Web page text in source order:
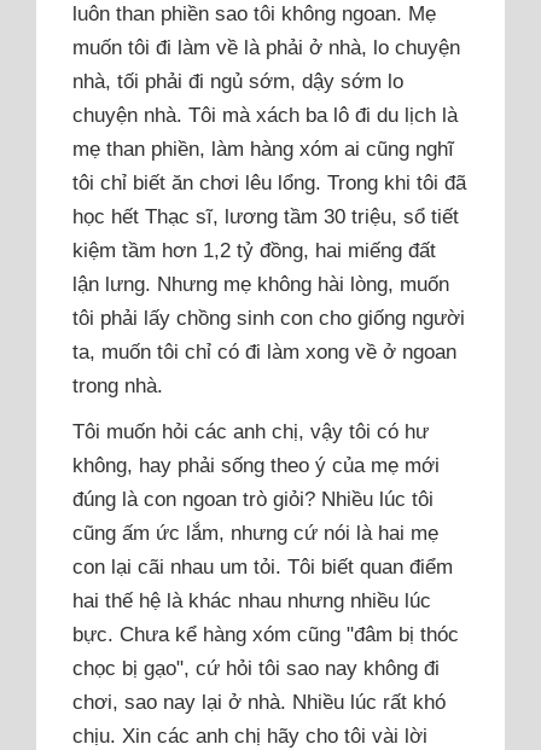
luôn than phiền sao tôi không ngoan. Mẹ
muốn tôi đi làm về là phải ở nhà, lo chuyện
nhà, tối phải đi ngủ sớm, dậy sớm lo
chuyện nhà. Tôi mà xách ba lô đi du lịch là
mẹ than phiền, làm hàng xóm ai cũng nghĩ
tôi chỉ biết ăn chơi lêu lổng. Trong khi tôi đã
học hết Thạc sĩ, lương tầm 30 triệu, sổ tiết
kiệm tầm hơn 1,2 tỷ đồng, hai miếng đất
lận lưng. Nhưng mẹ không hài lòng, muốn
tôi phải lấy chồng sinh con cho giống người
ta, muốn tôi chỉ có đi làm xong về ở ngoan
trong nhà.
Tôi muốn hỏi các anh chị, vậy tôi có hư
không, hay phải sống theo ý của mẹ mới
đúng là con ngoan trò giỏi? Nhiều lúc tôi
cũng ấm ức lắm, nhưng cứ nói là hai mẹ
con lại cãi nhau um tỏi. Tôi biết quan điểm
hai thế hệ là khác nhau nhưng nhiều lúc
bực. Chưa kể hàng xóm cũng "đâm bị thóc
chọc bị gạo", cứ hỏi tôi sao nay không đi
chơi, sao nay lại ở nhà. Nhiều lúc rất khó
chịu. Xin các anh chị hãy cho tôi vài lời